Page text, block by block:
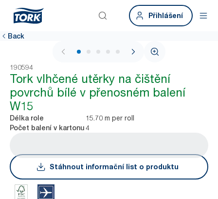
Přihlášení
Back
1 / 5
190594
Tork vlhčené utěrky na čištění
povrchů bílé v přenosném balení
W15
Délka role 15.70 m per roll
Počet balení v kartonu4
Stáhnout informační list o produktu